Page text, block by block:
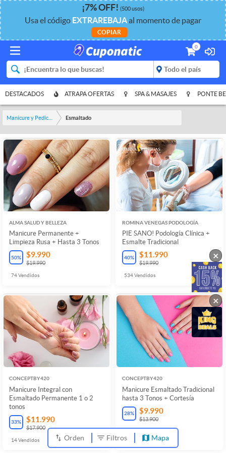
¡7%OFF! (500 usos)
Usa el código EXTRAREBAJAal momento de pagar
COPIAR
0
DESTACADOS ATRAPA OFERTAS SPA & MASAJES PONTE
Esmaltado
ALMA SALUD Y BELLEZA
Manicure Permanente +
Limpieza Rusa + Hasta 3 Tonos
50% $9.990
$19.990
74Vendidos
ROMINA VENEGAS PODOLOGÍA
PIE SANO! Podología Clínica +
Esmalte Tradicional
40% $11.990
$19.990
534Vendidos
CONCEPTBY420
Manicure Integral con
Esmaltado Permanente 1 o 2
tonos
33% $11.990
$17.900
14Vendidos
CONCEPTBY420
Manicure Esmaltado Tradicional
hasta 3 Tonos + Cortesía
28% $9.990
$13.900
Orden Filtros Mapa
×
×